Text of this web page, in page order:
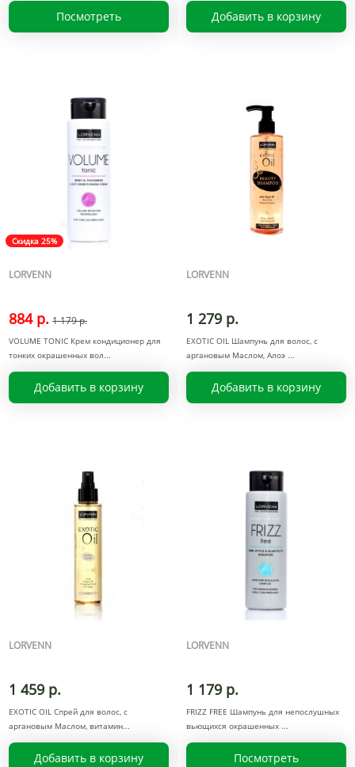
Посмотреть Добавить в корзину
Скидка 25%
LORVENN
884 р. 1 179 р.
VOLUME TONIC Крем кондиционер для
тонких окрашенных вол
Добавить в корзину
LORVENN
1 279 р.
EXOTIC OIL Шампунь для волос, с
аргановым Маслом, Алоэ
Добавить в корзину
LORVENN
1 459 р.
EXOTIC OIL Спрей для волос, с
аргановым Маслом, витамин
Добавить в корзину
LORVENN
1 179 р.
FRIZZ FREE Шампунь для непослушных
вьющихся окрашенных
Посмотреть